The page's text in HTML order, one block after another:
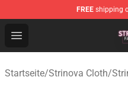
FREE shipping
Open menu
Strinova Shop -
Startseite/Strinova Cloth/